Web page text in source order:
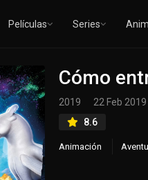
Películas Series
Cómo
2019
22 Feb 2019
8.6
Animación